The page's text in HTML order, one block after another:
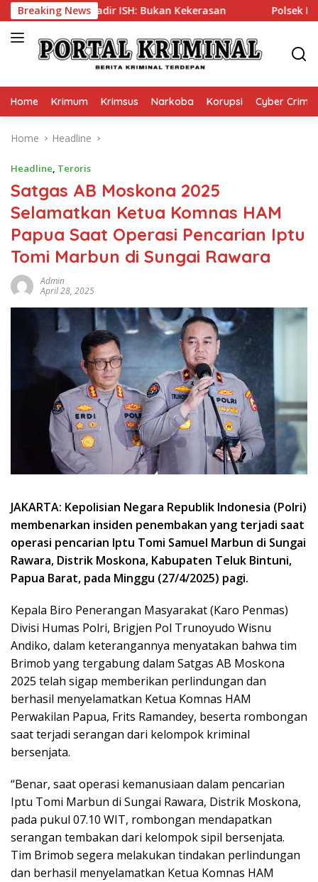
Skip
to
content
Breaking News
Istri Brigadir ISH: Bukan Kekerasan Polsek
Home Krimum Krimsus Narkoba Korupsi Cyber Crime
Home Headline
Headline, Teroris
Satgas AB Moskona 2025
Selamatkan Ketua Komnas HAM
Papua Saat Operasi Pencarian Iptu
Tomi Marbun di Sungai Rawara
Admin
April 28, 2025
JAKARTA: Kepolisian Negara Republik Indonesia (Polri)
membenarkan insiden penembakan yang terjadi saat
operasi pencarian Iptu Tomi Samuel Marbun di Sungai
Rawara, Distrik Moskona, Kabupaten Teluk Bintuni,
Papua Barat, pada Minggu (27/4/2025) pagi.
Kepala Biro Penerangan Masyarakat (Karo Penmas)
Divisi Humas Polri, Brigjen Pol Trunoyudo Wisnu
Andiko, dalam keterangannya menyatakan bahwa tim
Brimob yang tergabung dalam Satgas AB Moskona
2025 telah sigap memberikan perlindungan dan
berhasil menyelamatkan Ketua Komnas HAM
Perwakilan Papua, Frits Ramandey, beserta rombongan
saat terjadi serangan dari kelompok kriminal
bersenjata.
“Benar, saat operasi kemanusiaan dalam pencarian
Iptu Tomi Marbun di Sungai Rawara, Distrik Moskona,
pada pukul 07.10 WIT, rombongan mendapatkan
serangan tembakan dari kelompok sipil bersenjata.
Tim Brimob segera melakukan tindakan perlindungan
dan berhasil menyelamatkan Ketua Komnas HAM